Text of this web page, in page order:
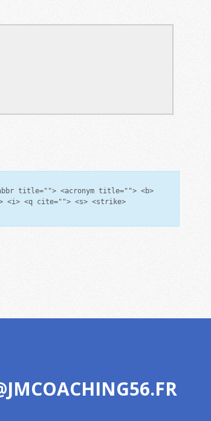
title=""> <acronym title=""> <b>
<i> <q cite=""> <s> <strike>